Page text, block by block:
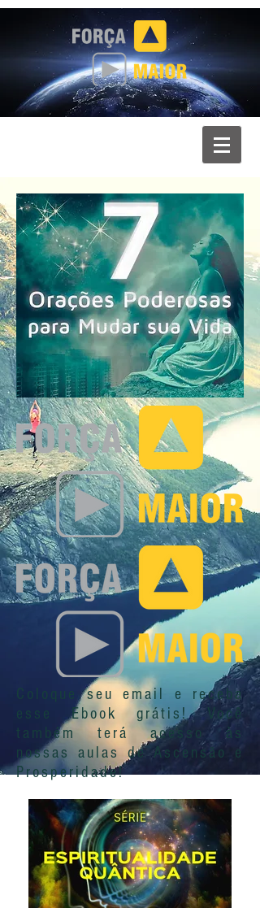
Coloque seu email e receba
esse Ebook grátis! Você
também terá acesso às
nossas aulas de Ascensão e
Prosperidade!